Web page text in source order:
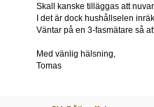
Skall kanske tilläggas att
I det är dock hushållselen
Väntar på en 3-fasmätare så
Med vänlig hälsning,
Tomas